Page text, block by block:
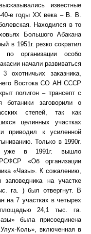
известные
40-е годы XX века – В. В.
Находился в то
Большого Абакана
в 1951г. резко сократил
организации особо
начали развиваться
заказника,
Востока СО АН СССР
полигон – трансепт с
заговорили о
степей, так как
целинных участках
приводил к усиленной
Только в 1990г.
уже в 1991г. вышло
«Об организации
«Чазы». К сожалению,
заповедника на участке
га. ) был отвергнут. В
на 7 участках в четырех
площадью 24,1 тыс. га.
была присоединена
Коль», включенная в